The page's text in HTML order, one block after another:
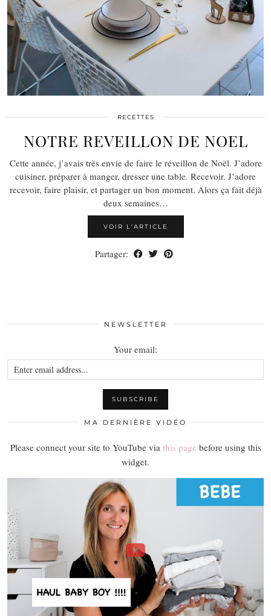
RECETTES
NOTRE REVEILLON DE NOEL
Cette année, j’avais très envie de faire le réveillon de Noël. J’adore
cuisiner, préparer à manger, dresser une table. Recevoir. J’adore
recevoir, faire plaisir, et partager un bon moment. Alors ça fait déjà
deux semaines…
VOIR L’ARTICLE
Partager:
NEWSLETTER
Your email:
MA DERNIÈRE VIDÉO
Please connect your site to YouTube via this page before using this
widget.